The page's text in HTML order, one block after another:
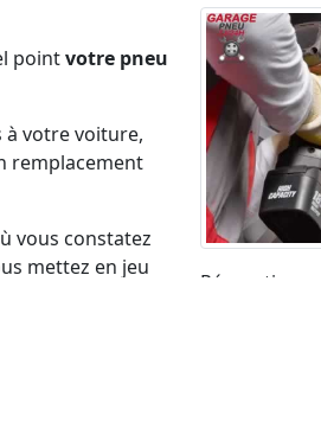
pointvotre pneu
à votre voiture,
remplacement
vous constatez
mettez en jeu
Réparation